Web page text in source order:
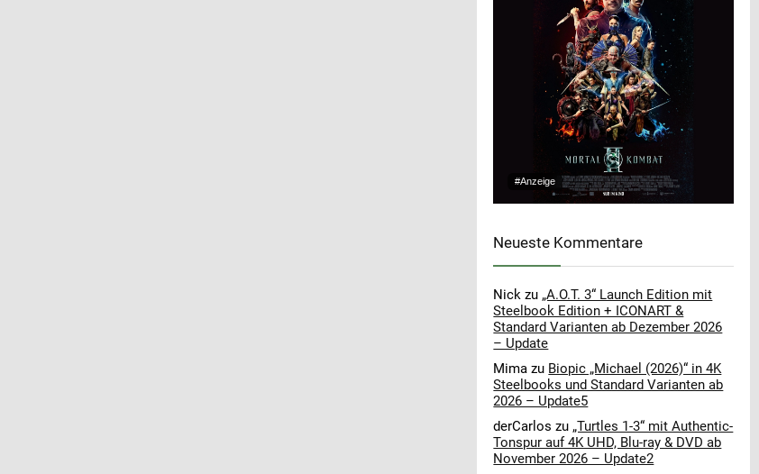
#Anzeige
Neueste Kommentare
Nick zu „A.O.T. 3“ Launch Edition mit
Steelbook Edition + ICONART &
Standard Varianten ab Dezember 2026
– Update
Mima zu Biopic „Michael (2026)“ in 4K
Steelbooks und Standard Varianten ab
2026 – Update5
derCarlos zu „Turtles 1-3“ mit Authentic-
Tonspur auf 4K UHD, Blu-ray & DVD ab
November 2026 – Update2